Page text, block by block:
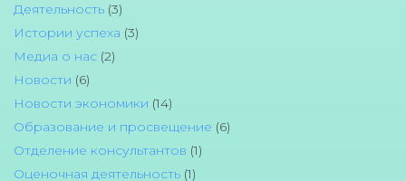
Деятельность (3)
Истории успеха (3)
Медиа о нас (2)
Новости (6)
Новости экономики (14)
Образование и просвещение (6)
Отделение консультантов (1)
Оценочная деятельность (1)